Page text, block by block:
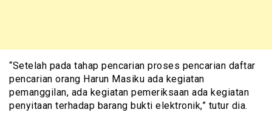
“Setelah pada tahap pencarian proses pencarian daftar
pencarian orang Harun Masiku ada kegiatan
pemanggilan, ada kegiatan pemeriksaan ada kegiatan
penyitaan terhadap barang bukti elektronik,” tutur dia.